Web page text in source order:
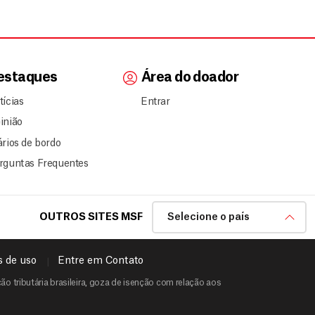
de bordo
Frequentes
Área do doador
Entrar
OUTROS SITES MSF Selecione o país
de uso Entre em Contato
tributária brasileira, goza de isenção com relação aos